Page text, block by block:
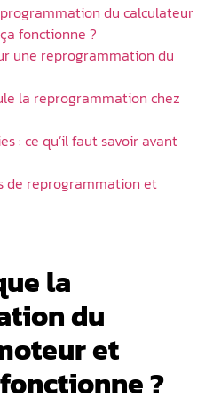
du calculateur
fonctionne ?
une reprogrammation du
la reprogrammation chez
: ce qu’il faut savoir avant
de reprogrammation et
la
du
et
?